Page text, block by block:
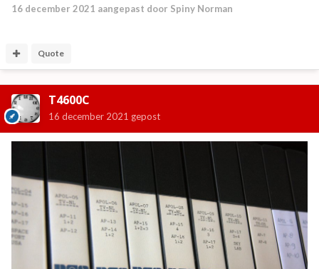
16 december 2021 aangepast door Spiny Norman
Quote
T4600C
16 december 2021 gepost